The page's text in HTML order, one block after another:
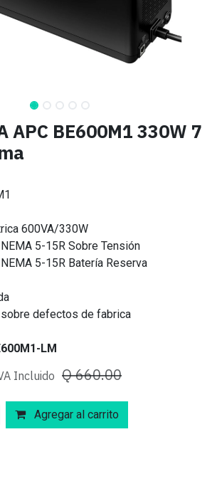
APC BE600M1 330W 7
600VA/330W
5-15R Sobre Tensión
5-15R Batería Reserva
sobre defectos de fabrica
LM
Incluido Q660.00
Agregar al carrito